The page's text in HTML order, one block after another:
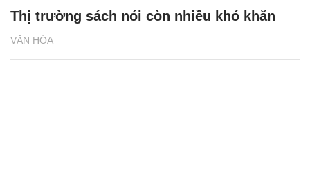
VĂN HÓA
Thị trường sách nói còn nhiều khó khăn